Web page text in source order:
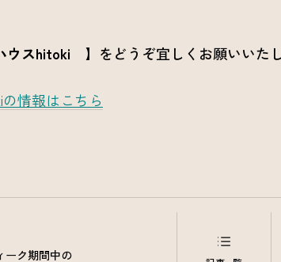
ウスhitoki 】 をどうぞ宜しくお願いいた
情報はこちら
ーク期間中の